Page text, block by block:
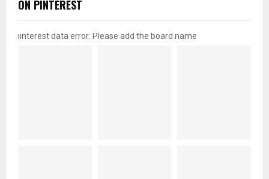
ON PINTEREST
pinterest data error: Please add the board name